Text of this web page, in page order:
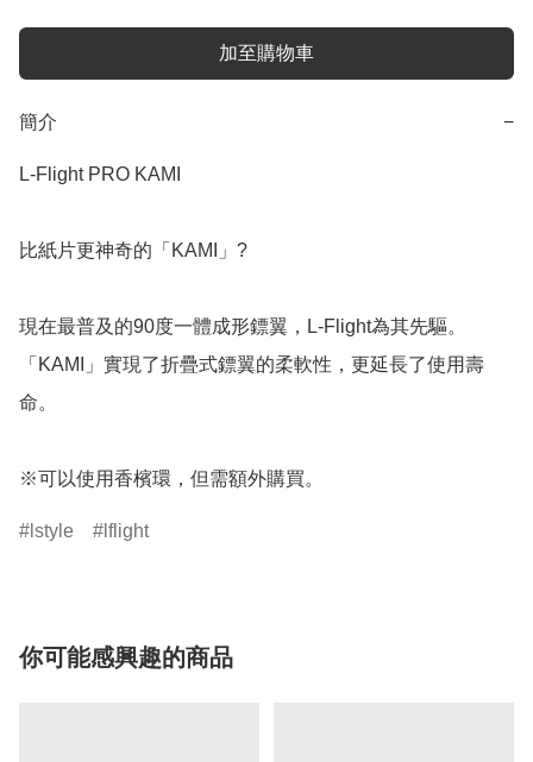
加至購物車
簡介 −
L-Flight PRO KAMI
比紙片更神奇的「KAMI」?
現在最普及的90度一體成形鏢翼，L-Flight為其先驅。
「KAMI」實現了折疊式鏢翼的柔軟性，更延長了使用壽
命。
lstyle lflight
你可能感興趣的商品